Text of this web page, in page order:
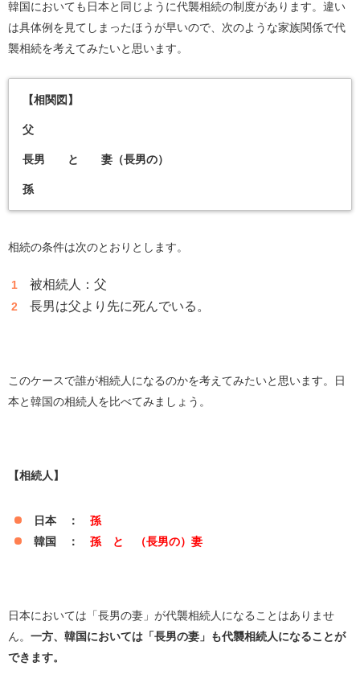
韓国においても日本と同じように代襲相続の制度があります。違い
は具体例を見てしまったほうが早いので、次のような家族関係で代
襲相続を考えてみたいと思います。
【相関図】
父
長男 と 妻（長男の）
孫
相続の条件は次のとおりとします。
被相続人：父
長男は父より先に死んでいる。
このケースで誰が相続人になるのかを考えてみたいと思います。日
本と韓国の相続人を比べてみましょう。
【相続人】
日本 ：孫
韓国 ：孫 と （長男の）妻
日本においては「長男の妻」が代襲相続人になることはありませ
ん。 一方、韓国においては「長男の妻」も代襲相続人になることが
できます。